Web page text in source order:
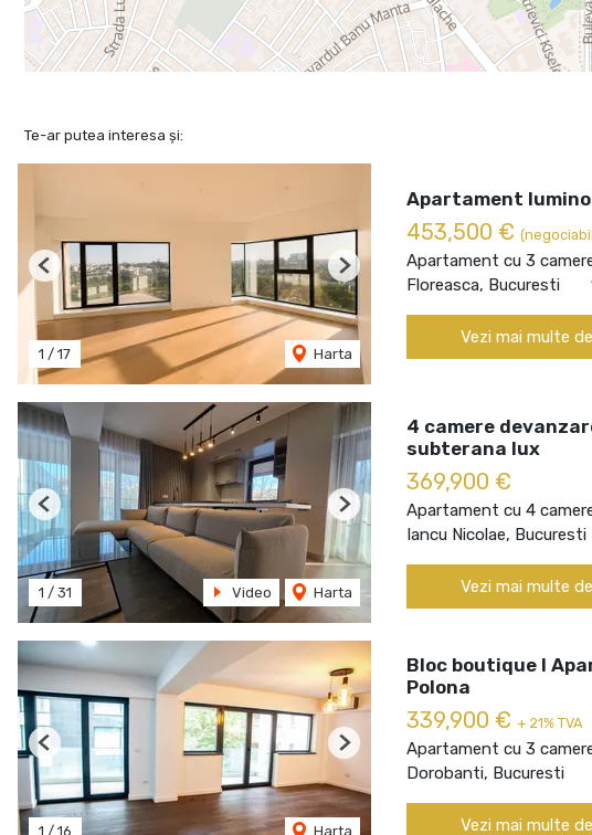
Te-ar putea interesa și:
1 / 17 Harta
Previous Next
Apartament
453,500 €
Apartament cu 3
Floreasca, Bucuresti
Vezi mai multe
1 / 31 Video Harta
Previous Next
4 camere
subterana lux
369,900 €
Apartament cu 4
Iancu Nicolae, Bucuresti
Vezi mai multe
1 / 16 Harta
Previous Next
Bloc boutique I
Polona
339,900 € + 21% TVA
Apartament cu 3
Dorobanti, Bucuresti
Vezi mai multe